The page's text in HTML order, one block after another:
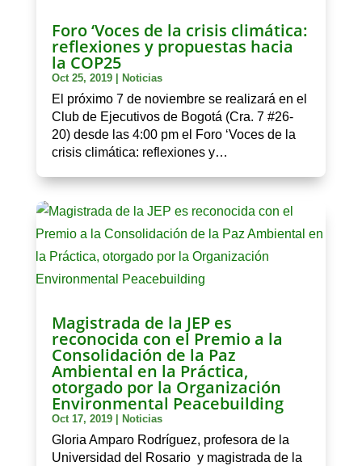
Foro ‘Voces de la crisis climática:
reflexiones y propuestas hacia
la COP25
Oct 25, 2019| Noticias
El próximo 7 de noviembre se realizará en el
Club de Ejecutivos de Bogotá (Cra. 7 #26-
20) desde las 4:00 pm el Foro ‘Voces de la
crisis climática: reflexiones y…
Magistrada de la JEP es
reconocida con el Premio a la
Consolidación de la Paz
Ambiental en la Práctica,
otorgado por la Organización
Environmental Peacebuilding
Oct 17, 2019| Noticias
Gloria Amparo Rodríguez, profesora de la
Universidad del Rosario y magistrada de la